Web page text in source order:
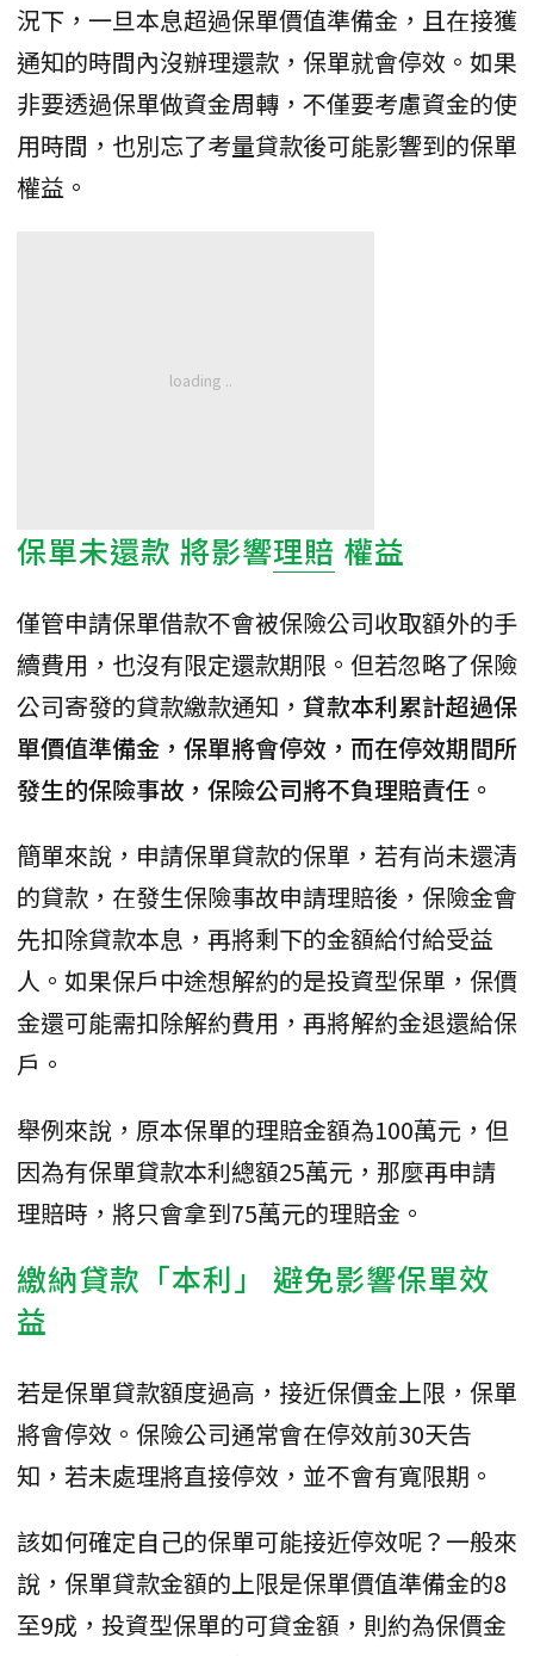
況下，一旦本息超過保單價值準備金，且在接獲
通知的時間內沒辦理還款，保單就會停效。如果
非要透過保單做資金周轉，不僅要考慮資金的使
用時間，也別忘了考量貸款後可能影響到的保單
權益。
保單未還款 將影響理賠 權益
僅管申請保單借款不會被保險公司收取額外的手
續費用，也沒有限定還款期限。但若忽略了保險
公司寄發的貸款繳款通知， 貸款本利累計超過保
單價值準備金，保單將會停效，而在停效期間所
發生的保險事故，保險公司將不負理賠責任。
簡單來說，申請保單貸款的保單，若有尚未還清
的貸款，在發生保險事故申請理賠後，保險金會
先扣除貸款本息，再將剩下的金額給付給受益
人。如果保戶中途想解約的是投資型保單，保價
金還可能需扣除解約費用，再將解約金退還給保
戶。
舉例來說，原本保單的理賠金額為100萬元，但
因為有保單貸款本利總額25萬元，那麼再申請
理賠時，將只會拿到75萬元的理賠金。
繳納貸款「本利」 避免影響保單效
益
若是保單貸款額度過高，接近保價金上限，保單
將會停效。保險公司通常會在停效前30天告
知，若未處理將直接停效，並不會有寬限期。
該如何確定自己的保單可能接近停效呢？一般來
說，保單貸款金額的上限是保單價值準備金的8
至9成，投資型保單的可貸金額，則約為保價金